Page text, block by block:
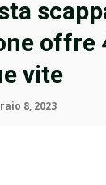
offre
vite
8, 2023